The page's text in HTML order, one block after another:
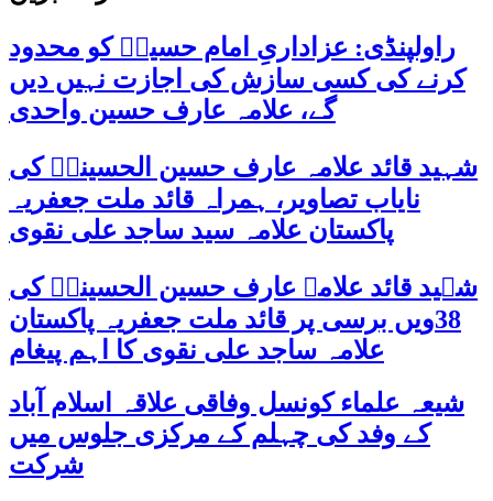
راولپنڈی: عزاداریِ امام حسینؑ کو محدود
کرنے کی کسی سازش کی اجازت نہیں دیں
گے، علامہ عارف حسین واحدی
شہید قائد علامہ عارف حسین الحسینیؒ کی
نایاب تصاویر، ہمراہ قائد ملت جعفریہ
پاکستان علامہ سید ساجد علی نقوی
شہید قائد علامہ عارف حسین الحسینیؒ کی
38ویں برسی پر قائد ملت جعفریہ پاکستان
علامہ ساجد علی نقوی کا اہم پیغام
شیعہ علماء کونسل وفاقی علاقہ اسلام آباد
کے وفد کی چہلم کے مرکزی جلوس میں
شرکت